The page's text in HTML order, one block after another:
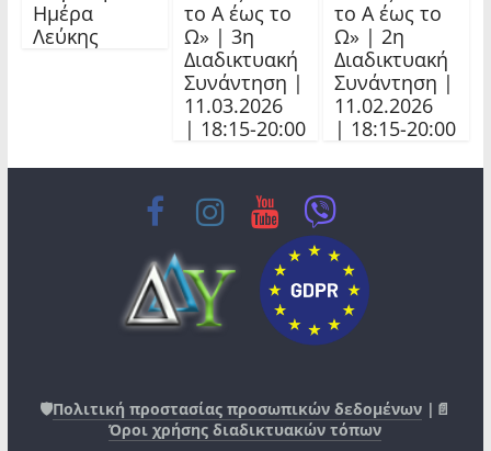
Ημέρα
Λεύκης
το Α έως το
Ω» | 3η
Διαδικτυακή
Συνάντηση |
11.03.2026
| 18:15-20:00
το Α έως το
Ω» | 2η
Διαδικτυακή
Συνάντηση |
11.02.2026
| 18:15-20:00
🛡️Πολιτική προστασίας προσωπικών δεδομένων |📄
Όροι χρήσης διαδικτυακών τόπων